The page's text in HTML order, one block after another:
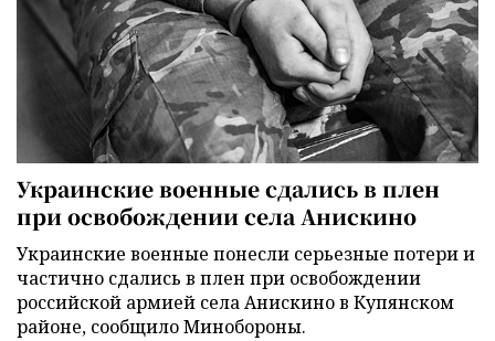
Украинские военные сдались в плен
при освобождении села Анискино
Украинские военные понесли серьезные потери и
частично сдались в плен при освобождении
российской армией села Анискино в Купянском
районе, сообщило Минобороны.